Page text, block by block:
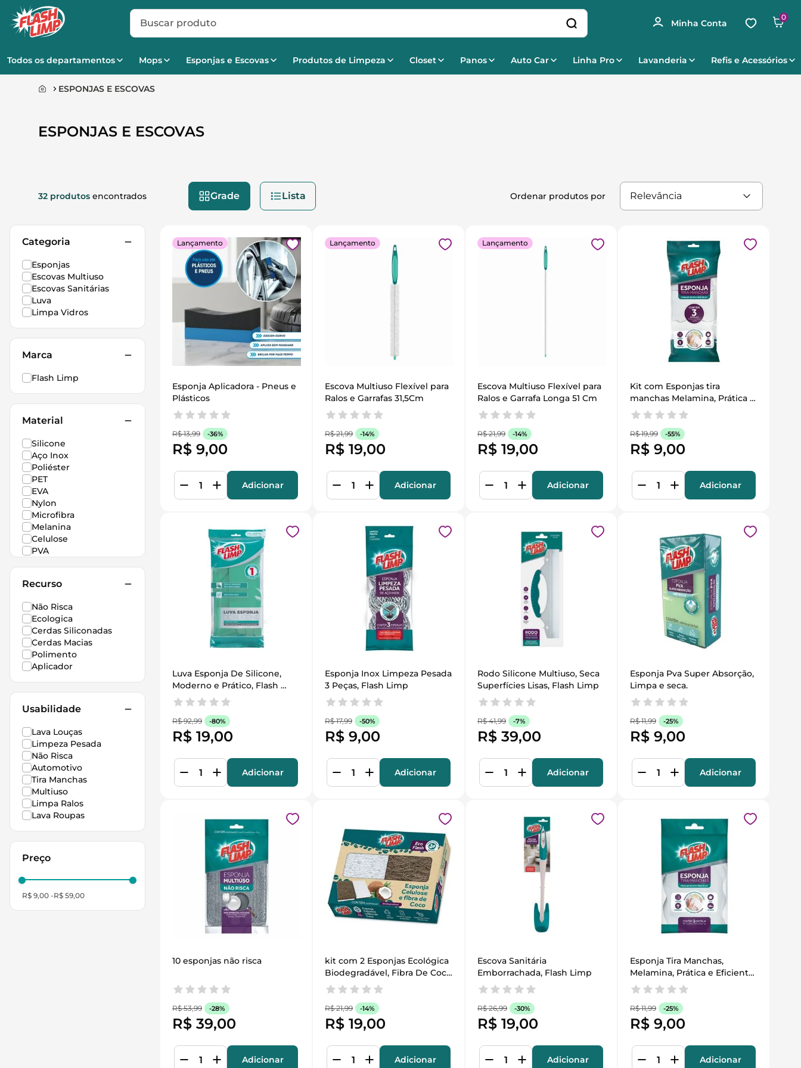
Buscar produto 0
Todos os departamentos Mops Esponjas e Escovas Produtos de Limpeza Closet Panos Auto Car Linha Pro Lavanderia Refis e Acessórios
ESPONJAS E ESCOVAS
ESPONJAS E ESCOVAS
32 produtos encontrados Grade Lista Relevância
Categoria
Esponjas
Escovas Multiuso
Escovas Sanitárias
Luva
Limpa Vidros
Marca
Flash Limp
Material
Silicone
Aço Inox
Poliéster
PET
EVA
Nylon
Microfibra
Melanina
Celulose
PVA
Recurso
Não Risca
Ecologica
Cerdas Siliconadas
Cerdas Macias
Polimento
Aplicador
Usabilidade
Lava Louças
Limpeza Pesada
Não Risca
Automotivo
Tira Manchas
Multiuso
Limpa Ralos
Lava Roupas
R$ 9,00 R$ 59,00
Lançamento
Esponja Aplicadora - Pneus e
Plásticos
R$ 13,99 -36%
R$ 9,00
Adicionar
Lançamento
Escova Multiuso Flexível para
Ralos e Garrafas 31,5Cm
R$ 21,99 -14%
R$ 19,00
Adicionar
Lançamento
Escova Multiuso Flexível para
Ralos e Garrafa Longa 51 Cm
R$ 21,99 -14%
R$ 19,00
Adicionar
Kit com Esponjas tira
manchas Melamina, Prática e
Eficiente, Flash Limp
R$ 19,99 -55%
R$ 9,00
Adicionar
Luva Esponja De Silicone,
Moderno e Prático, Flash
Limp
R$ 92,99 -80%
R$ 19,00
Adicionar
Esponja Inox Limpeza Pesada
3 Peças, Flash Limp
R$ 17,99 -50%
R$ 9,00
Adicionar
Rodo Silicone Multiuso, Seca
Superfícies Lisas, Flash Limp
R$ 41,99 -7%
R$ 39,00
Adicionar
Esponja Pva Super Absorção,
Limpa e seca.
R$ 11,99 -25%
R$ 9,00
Adicionar
10 esponjas não risca
R$ 53,99 -28%
R$ 39,00
Adicionar
kit com 2 Esponjas Ecológica
Biodegradável, Fibra De Coco
e celulose.
R$ 21,99 -14%
R$ 19,00
Adicionar
Escova Sanitária
Emborrachada, Flash Limp
R$ 26,99 -30%
R$ 19,00
Adicionar
Esponja Tira Manchas,
Melamina, Prática e Eficiente,
Flash Limp
R$ 11,99 -25%
R$ 9,00
Adicionar